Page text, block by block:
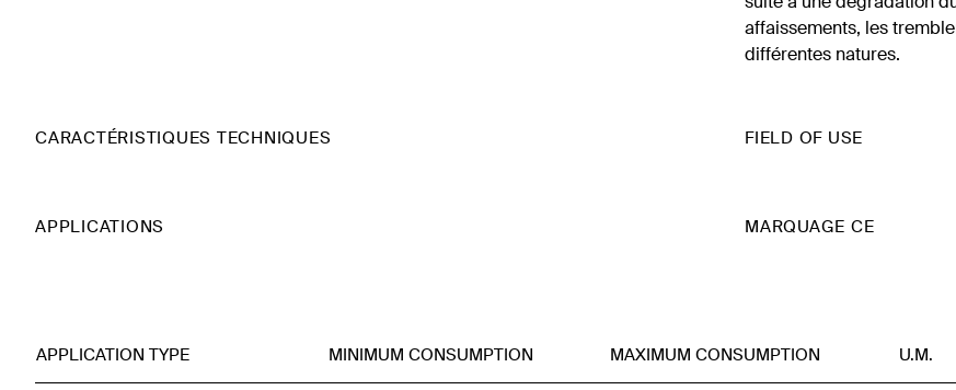
affaissements, les
différentes natures.
CARACTÉRISTIQUES TECHNIQUES FIELD OF USE
APPLICATIONS MARQUAGE CE
APPLICATION TYPE MINIMUM CONSUMPTION MAXIMUM CONSUMPTION U.M.